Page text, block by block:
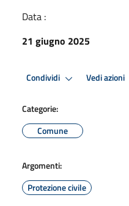
Data :
21 giugno 2025
Condividi Vedi azioni
Categorie:
Comune
Argomenti:
Protezione civile